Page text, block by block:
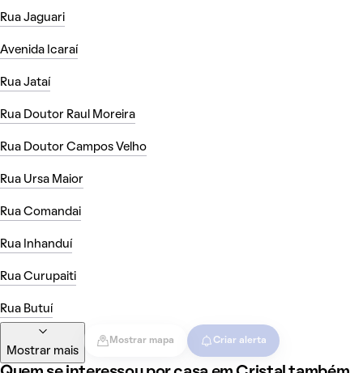
Mostrar mapa Criar alerta
Rua Jaguari
Avenida Icaraí
Rua Jataí
Rua Doutor Raul Moreira
Rua Doutor Campos Velho
Rua Ursa Maior
Rua Comandai
Rua Inhanduí
Rua Curupaiti
Rua Butuí
Mostrar mais